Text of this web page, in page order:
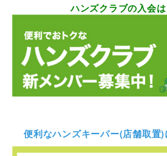
ハンズクラブの入会
便利なハンズキーパー(店舗取置